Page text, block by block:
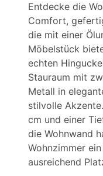
Entdecke die
Comfort,
die mit einer
Möbelstück
echten
Stauraum mit
Metall in
stilvolle
cm und einer
die Wohnwand
Wohnzimmer
ausreichend